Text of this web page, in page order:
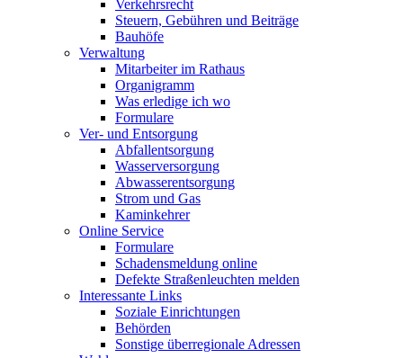
Verkehrsrecht
Steuern, Gebühren und Beiträge
Bauhöfe
Verwaltung
Mitarbeiter im Rathaus
Organigramm
Was erledige ich wo
Formulare
Ver- und Entsorgung
Abfallentsorgung
Wasserversorgung
Abwasserentsorgung
Strom und Gas
Kaminkehrer
Online Service
Formulare
Schadensmeldung online
Defekte Straßenleuchten melden
Interessante Links
Soziale Einrichtungen
Behörden
Sonstige überregionale Adressen